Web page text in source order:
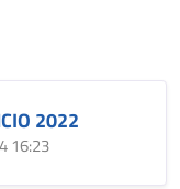
2022
16:23